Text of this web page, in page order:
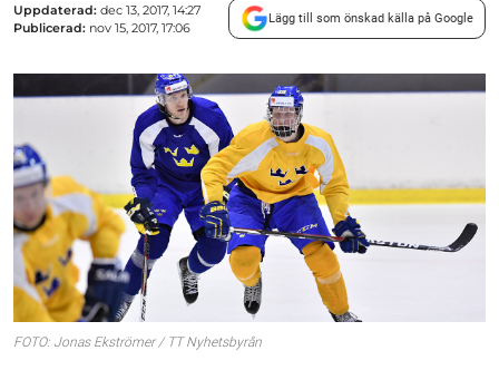
Uppdaterad: dec 13, 2017, 14:27
Publicerad: nov 15, 2017, 17:06
Lägg till som önskad källa på Google
FOTO: Jonas Ekströmer / TT Nyhetsbyrån